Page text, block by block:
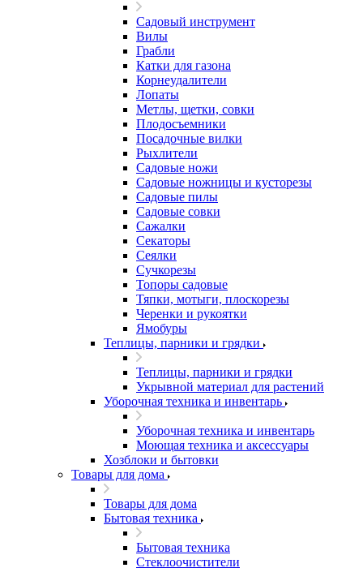
Садовый инструмент
Вилы
Грабли
Катки для газона
Корнеудалители
Лопаты
Метлы, щетки, совки
Плодосъемники
Посадочные вилки
Рыхлители
Садовые ножи
Садовые ножницы и кусторезы
Садовые пилы
Садовые совки
Сажалки
Секаторы
Сеялки
Сучкорезы
Топоры садовые
Тяпки, мотыги, плоскорезы
Черенки и рукоятки
Ямобуры
Теплицы, парники и грядки
Теплицы, парники и грядки
Укрывной материал для растений
Уборочная техника и инвентарь
Уборочная техника и инвентарь
Моющая техника и аксессуары
Хозблоки и бытовки
Товары для дома
Товары для дома
Бытовая техника
Бытовая техника
Стеклоочистители